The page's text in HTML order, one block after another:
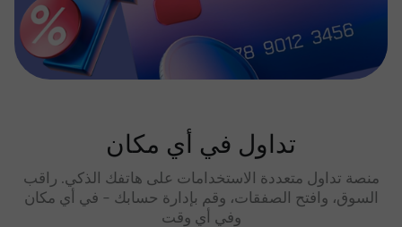
تداول في أي مكان
منصة تداول متعددة الاستخدامات على هاتفك الذكي. راقب
السوق، وافتح الصفقات، وقم بإدارة حسابك - في أي مكان
وفي أي وقت